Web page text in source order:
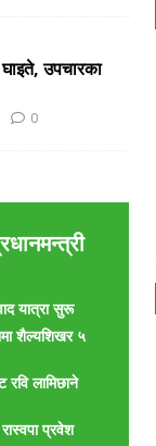
घाइते, उपचारका
0
यात्रा सुरू
शैल्यशिखर ५
रवि लामिछाने
प्रवेश